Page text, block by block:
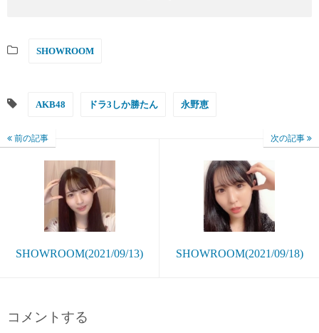
SHOWROOM
AKB48 ドラ3しか勝たん 永野恵
前の記事
SHOWROOM(2021/09/13)
次の記事
SHOWROOM(2021/09/18)
コメントする